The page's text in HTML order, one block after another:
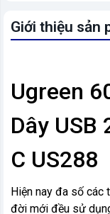
Giới thiệu sản
Ugreen
Dây USB
C US288
Hiện nay đa số các
đời mới đều sử